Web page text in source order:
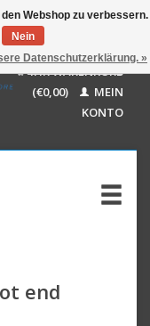
GBP
USD
AUD
Deutsch
English
IHR WARENKORB
(€0,00)
MEIN
KONTO
end
Webshop zu verbessern.
Nein
Datenschutzerklärung. »